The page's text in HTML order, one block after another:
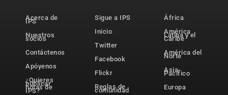
Acerca de
IPS
Nuestros
socios
Contáctenos
Apóyenos
¿Quieres
publicar
notas de
IPS?
Sigue a IPS
Inicio
Twitter
Facebook
Flickr
Reglas de
comunidad
África
América
Latina y el
Caribe
América del
Norte
Asia-
Pacífico
Europa